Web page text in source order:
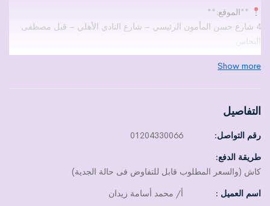
**الموقع:**
4 شارع حسن المأمون الرئيسي – شارع النادي الأهلي – قبل مصطفى
النحاس
منطقة تجارية نشطة وبحركة مستمرة.
– الدور الأرضي: 350م — واجهة 8م
– الميزانين: 370م — واجهة 12م
– جراج: 160م
Show more
التفاصيل
رقم التواصل:
01204330066
طريقة الدفع:
كاش (والسعر المطلوب قابل للتفاوض فى حالة الجدية)
اسم العميل :
أ/ محمد أسامة زيدان